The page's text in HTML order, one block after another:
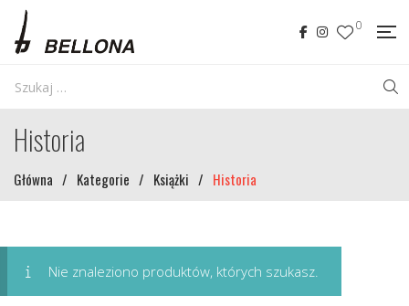
0
Historia
Główna / Kategorie / Książki / Historia
Nie znaleziono produktów, których szukasz.